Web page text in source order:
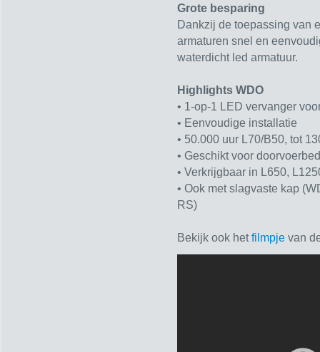
Grote besparing
Dankzij de toepassing van
armaturen snel en
waterdicht led armatuur.
Highlights WDO
• 1-op-1 LED vervanger
• Eenvoudige installatie
• 50.000 uur L70/B50, tot
• Geschikt voor
• Verkrijgbaar in L650,
• Ook met slagvaste kap
RS)
Bekijk ook hetfilmpje van